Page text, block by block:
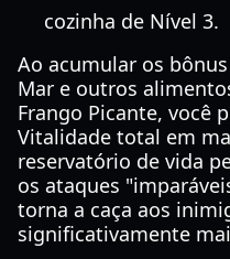
cozinha de Nível 3.
Ao acumular os
Mar e outros
Frango Picante, você
Vitalidade total em
reservatório de vida
os ataques
torna a caça aos
significativamente